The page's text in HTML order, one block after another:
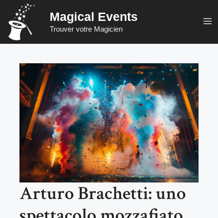
contenuto
Magical Events
Trouver votre Magicien
Arturo Brachetti: uno